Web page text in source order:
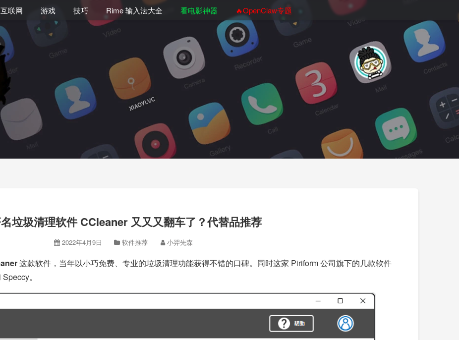
互联网 游戏 技巧 Rime 输入法大全 看电影神器 🔥OpenClaw专题
垃圾清理软件 CCleaner 又又又翻车了？代替品推荐
2022年4月9日 软件推荐 小羿先森
这款软件，当年以小巧免费、专业的垃圾清理功能获得不错的口碑。同时这家 Piriform 公司旗下的几款软件
。